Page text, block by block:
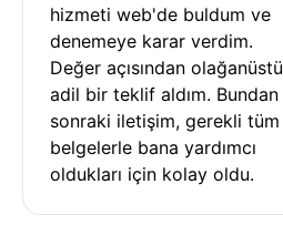
hizmeti web'de buldum ve
denemeye karar verdim.
Değer açısından olağanüstü
adil bir teklif aldım. Bundan
sonraki iletişim, gerekli tüm
belgelerle bana yardımcı
oldukları için kolay oldu.